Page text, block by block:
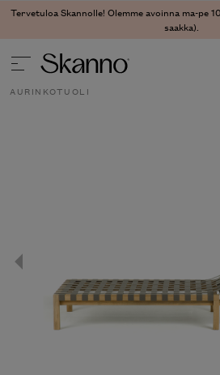
Tervetuloa Skannolle! Olemme avoinna ma-pe
saakka).
AURINKOTUOLI